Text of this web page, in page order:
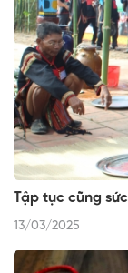
Tập tục cũng
13/03/2025